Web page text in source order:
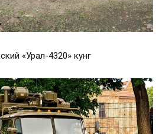
«Урал-4320» кунг